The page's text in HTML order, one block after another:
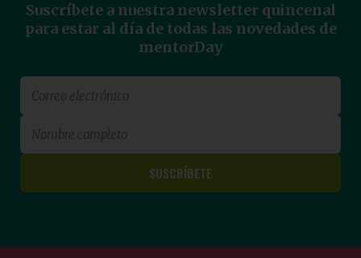
Suscríbete a nuestra newsletter quincenal
para estar al día de todas las novedades de
mentorDay